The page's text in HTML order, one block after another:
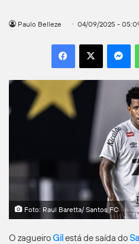
Paulo Belleze 04/09/2025 -
Facebook
X
Foto: Raul Baretta/ Santos FC
O zagueiroGilestá de saída do